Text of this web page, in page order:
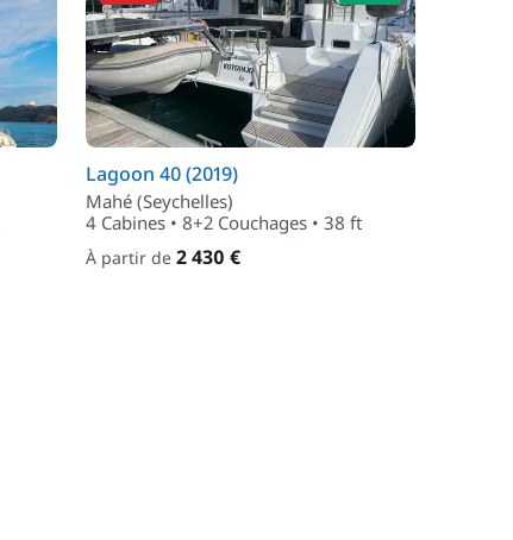
Lagoon 40 (2019)
Mahé (Seychelles)
4 Cabines • 8+2 Couchages • 38 ft
À partir de 2 430 €